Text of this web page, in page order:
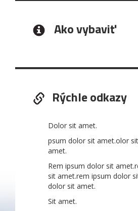
Ako vybaviť
Rýchle odkazy
Dolor sit amet.
psum dolor sit amet.olor
amet.
Rem ipsum dolor sit
sit amet.rem ipsum dolor
dolor sit amet.
Sit amet.